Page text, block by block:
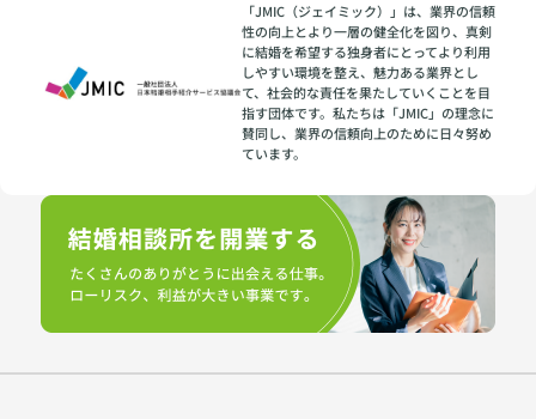
「JMIC（ジェイミック）」は、業界の信頼
性の向上とより一層の健全化を図り、真剣
に結婚を希望する独身者にとってより利用
しやすい環境を整え、魅力ある業界とし
て、社会的な責任を果たしていくことを目
指す団体です。私たちは「JMIC」の理念に
賛同し、業界の信頼向上のために日々努め
ています。